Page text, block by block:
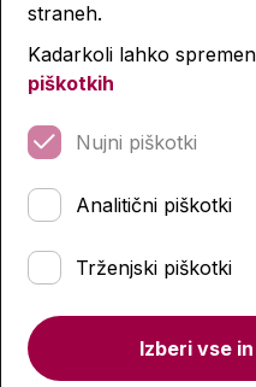
Polna peresnica, Street,
14,99 €
Izdelka trenutno ni na
poslovalnicah.
straneh.
Kadarkoli lahko
piškotkih
Nujni piškotki
Analitični piškotki
Trženjski piškotki
Izberi vse